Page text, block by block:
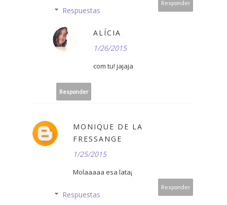
Responder
Respuestas
ALÍCIA
1/26/2015
com tu! jajaja
Responder
MONIQUE DE LA
FRESSANGE
1/25/2015
Molaaaaa esa lata¡
Responder
Respuestas